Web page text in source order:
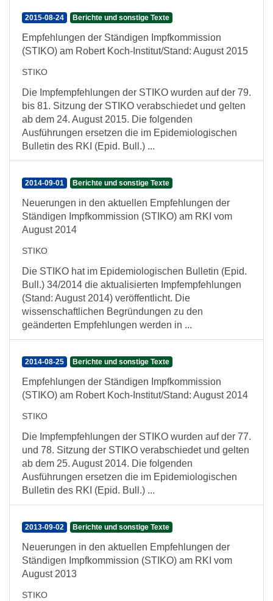
2015-08-24 Berichte und sonstige Texte
Empfehlungen der Ständigen Impfkommission
(STIKO) am Robert Koch-Institut/Stand: August 2015
STIKO
Die Impfempfehlungen der STIKO wurden auf der 79.
bis 81. Sitzung der STIKO verabschiedet und gelten
ab dem 24. August 2015. Die folgenden
Ausführungen ersetzen die im Epidemiologischen
Bulletin des RKI (Epid. Bull.) ...
2014-09-01 Berichte und sonstige Texte
Neuerungen in den aktuellen Empfehlungen der
Ständigen Impfkommission (STIKO) am RKI vom
August 2014
STIKO
Die STIKO hat im Epidemiologischen Bulletin (Epid.
Bull.) 34/2014 die aktualisierten Impfempfehlungen
(Stand: August 2014) veröffentlicht. Die
wissenschaftlichen Begründungen zu den
geänderten Empfehlungen werden in ...
2014-08-25 Berichte und sonstige Texte
Empfehlungen der Ständigen Impfkommission
(STIKO) am Robert Koch-Institut/Stand: August 2014
STIKO
Die Impfempfehlungen der STIKO wurden auf der 77.
und 78. Sitzung der STIKO verabschiedet und gelten
ab dem 25. August 2014. Die folgenden
Ausführungen ersetzen die im Epidemiologischen
Bulletin des RKI (Epid. Bull.) ...
2013-09-02 Berichte und sonstige Texte
Neuerungen in den aktuellen Empfehlungen der
Ständigen Impfkommission (STIKO) am RKI vom
August 2013
STIKO